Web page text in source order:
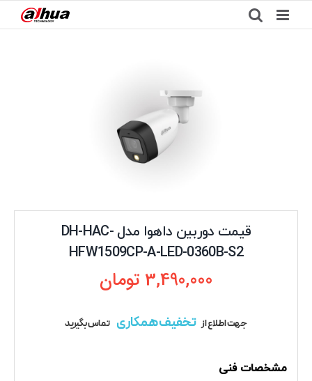
to
قیمت دوربین داهوا مدل DH-HAC-
HFW1509CP-A-LED-0360B-S2
3,490,000 تومان
جهت اطلاع از تخفیف همکاری تماس بگیرید
مشخصات فنی